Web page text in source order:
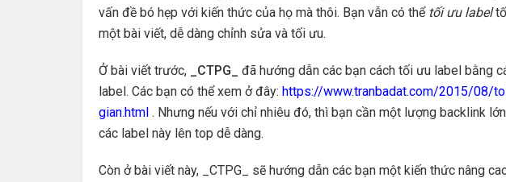
vấn đề bó hẹp với kiến thức của họ mà thôi. Bạn vẫn có thể tối ưu label
một bài viết, dễ dàng chỉnh sửa và tối ưu.
Ở bài viết trước, _CTPG_ đã hướng dẫn các bạn cách tối ưu label bằng
label. Các bạn có thể xem ở đây: https://www.tranbadat.com/2015/08/
gian.html . Nhưng nếu với chỉ nhiêu đó, thì bạn cần một lượng backlink
các label này lên top dễ dàng.
Còn ở bài viết này, _CTPG_ sẽ hướng dẫn các bạn một kiến thức nâng